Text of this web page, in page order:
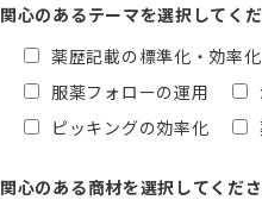
関心のあるテーマを選択してく
薬歴記載の標準化・効率化
服薬フォローの運用
ピッキングの効率化
関心のある商材を選択してくだ